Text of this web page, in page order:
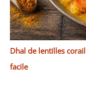
Dhal de lentilles
facile